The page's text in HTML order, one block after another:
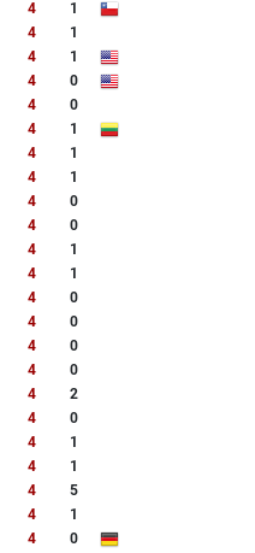
4
1
4
1
4
1
4
0
4
0
4
1
4
1
4
1
4
0
4
0
4
1
4
1
4
0
4
0
4
0
4
0
4
2
4
0
4
1
4
1
4
5
4
1
4 0